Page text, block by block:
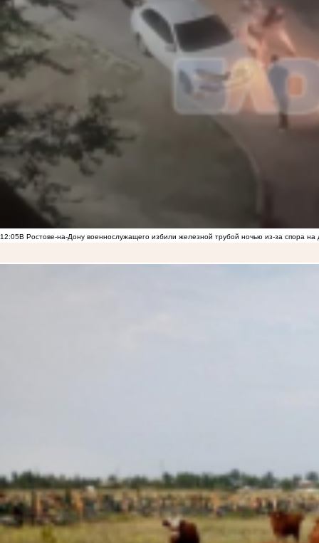
12:05В Ростове-на-Дону военнослужащего избили железной трубой ночью из-за спора на